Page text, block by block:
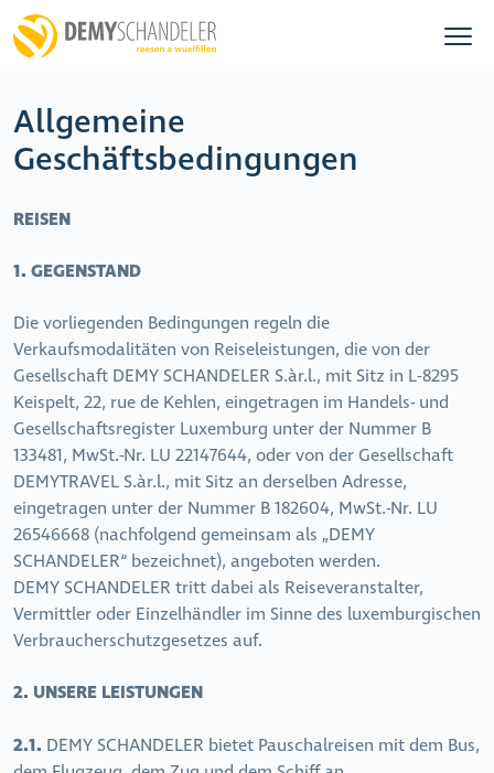
Allgemeine
Geschäftsbedingungen
REISEN
1. GEGENSTAND
Die vorliegenden Bedingungen regeln die
Verkaufsmodalitäten von Reiseleistungen, die von der
Gesellschaft DEMY SCHANDELER S.àr.l., mit Sitz in L-8295
Keispelt, 22, rue de Kehlen, eingetragen im Handels- und
Gesellschaftsregister Luxemburg unter der Nummer B
133481, MwSt.-Nr. LU 22147644, oder von der Gesellschaft
DEMYTRAVEL S.àr.l., mit Sitz an derselben Adresse,
eingetragen unter der Nummer B 182604, MwSt.-Nr. LU
26546668 (nachfolgend gemeinsam als „DEMY
SCHANDELER“ bezeichnet), angeboten werden.
DEMY SCHANDELER tritt dabei als Reiseveranstalter,
Vermittler oder Einzelhändler im Sinne des luxemburgischen
Verbraucherschutzgesetzes auf.
2. UNSERE LEISTUNGEN
2.1. DEMY SCHANDELER bietet Pauschalreisen mit dem Bus,